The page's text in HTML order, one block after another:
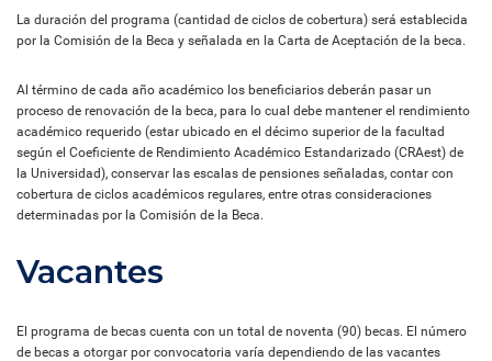
La duración del programa (cantidad de ciclos de cobertura) será establecida
por la Comisión de la Beca y señalada en la Carta de Aceptación de la beca.
Al término de cada año académico los beneficiarios deberán pasar un
proceso de renovación de la beca, para lo cual debe mantener el rendimiento
académico requerido (estar ubicado en el décimo superior de la facultad
según el Coeficiente de Rendimiento Académico Estandarizado (CRAest) de
la Universidad), conservar las escalas de pensiones señaladas, contar con
cobertura de ciclos académicos regulares, entre otras consideraciones
determinadas por la Comisión de la Beca.
Vacantes
El programa de becas cuenta con un total de noventa (90) becas. El número
de becas a otorgar por convocatoria varía dependiendo de las vacantes